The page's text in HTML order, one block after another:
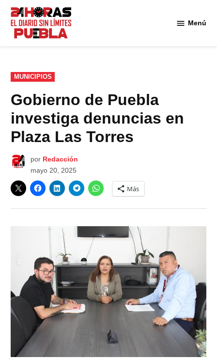
Saltar
contenido
Menú
PUBLICADO
EN
MUNICIPIOS
Gobierno de Puebla
investiga denuncias en
Plaza Las Torres
por Redacción
mayo 20, 2025
Más